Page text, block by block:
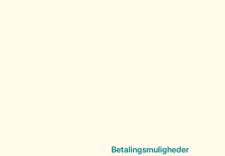
Betalingsmuligheder